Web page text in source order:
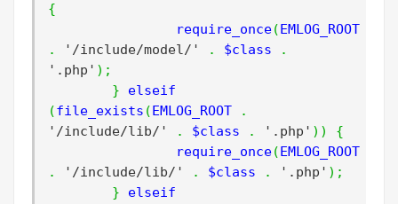
{
		require_once
(
.
'/include/model/' . $class
.
'.php' );
}
(file_exists ( EMLOG_ROOT
.
'/include/lib/'
. $class . '.php' ))
{
		require_once
(
.
'/include/lib/' . $class . '.php' );
}